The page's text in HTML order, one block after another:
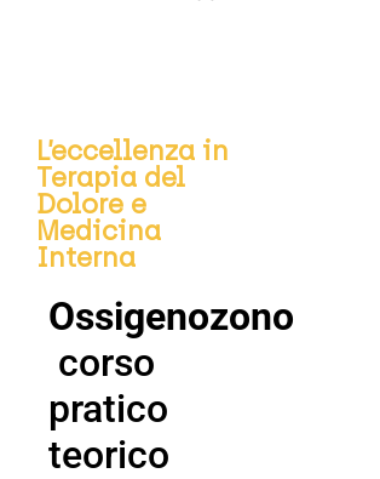
L’eccellenza in
Terapia del
Dolore e
Medicina
Interna
Ossigenozono
corso
pratico
teorico